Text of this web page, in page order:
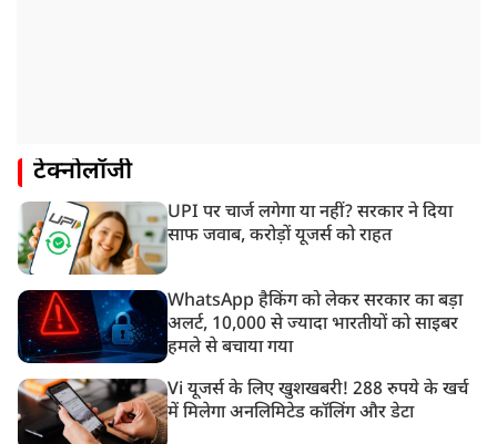
टेक्नोलॉजी
UPI पर चार्ज लगेगा या नहीं? सरकार ने दिया
साफ जवाब, करोड़ों यूजर्स को राहत
WhatsApp हैकिंग को लेकर सरकार का बड़ा
अलर्ट, 10,000 से ज्यादा भारतीयों को साइबर
हमले से बचाया गया
Vi यूजर्स के लिए खुशखबरी! 288 रुपये के खर्च
में मिलेगा अनलिमिटेड कॉलिंग और डेटा